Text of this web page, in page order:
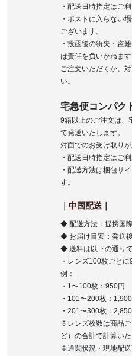
・配送日時指定はご
・ポストに入らない
ございます。
・投函後の紛失・盗
は責任を負いかねま
ご注文いただくか、
い。
宅急便コンパク
9箱以上のご注文は、
て発送いたします。
対面でのお受け取りが
・配送日時指定はご
・配送方法は梱包サ
す。
中国配送
◆ 配送方法：提携国
◆ お届け目安：発送
◆ 送料は以下の通りで
・レンズ100枚ごとに
例：
・1〜100枚：950円
・101〜200枚：
・201〜300枚：
※レンズ枚数は商品
ど）の合計で計算いた
※通関状況・現地配